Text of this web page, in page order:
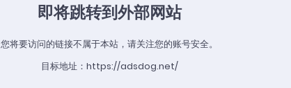
即将跳转到外部网站
您将要访问的链接不属于本站，请关注您的账号安全。
目标地址：https://adsdog.net/